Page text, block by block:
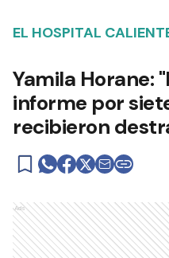
EL HOSPITAL
Yamila Horane:
informe por
recibieron
Ads